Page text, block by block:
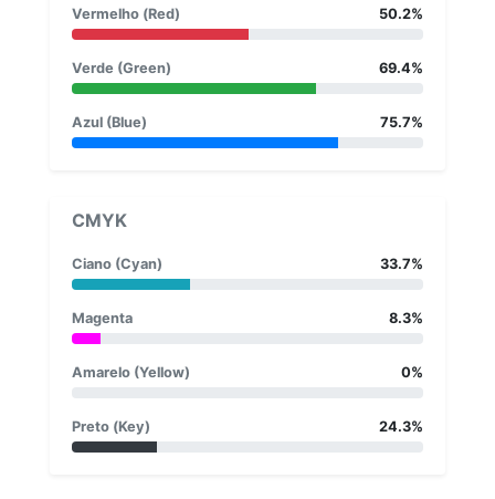
Vermelho (Red) 50.2%
Verde (Green) 69.4%
Azul (Blue) 75.7%
CMYK
Ciano (Cyan) 33.7%
Magenta 8.3%
Amarelo (Yellow) 0%
Preto (Key) 24.3%